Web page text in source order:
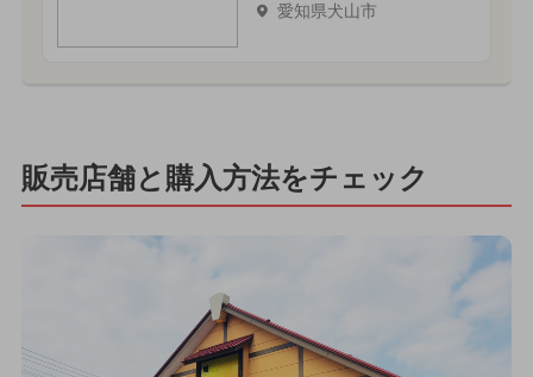
愛知県犬山市
販売店舗と購入方法をチェック